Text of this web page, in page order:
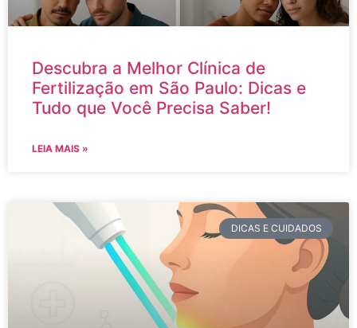
Descubra a Melhor Clínica de
Fertilização em São Paulo: Dicas e
Tudo que Você Precisa Saber!
LEIA MAIS »
DICAS E CUIDADOS